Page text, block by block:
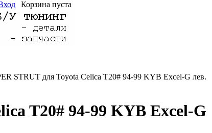
Корзина пуста
STRUT для Toyota Celica T20# 94-99 KYB Excel-G лев.
T20# 94-99 KYB Excel-G